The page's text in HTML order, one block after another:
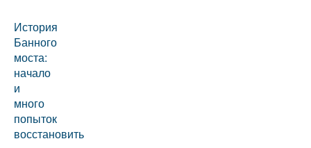
История
Банного
моста:
начало
и
много
попыток
восстановить